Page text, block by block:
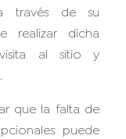
través de su
realizar dicha
al sitio y
que la falta de
puede